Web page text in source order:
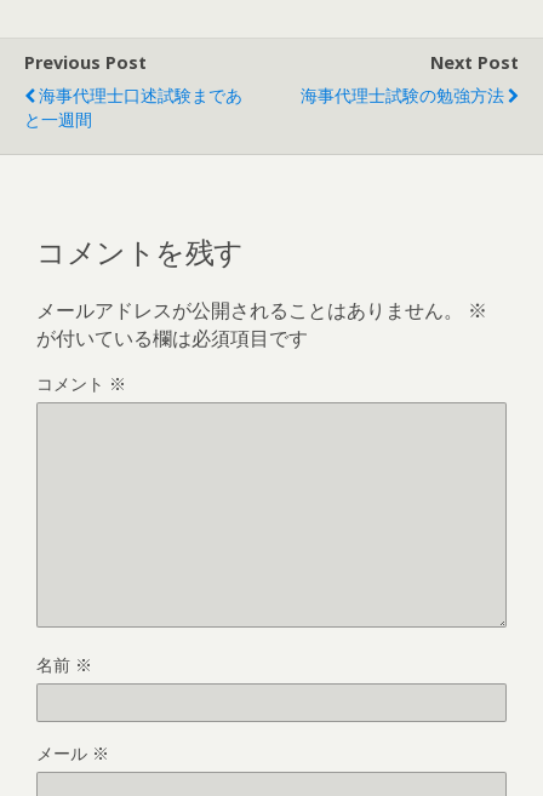
Previous Post
海事代理士口述試験まであ
と一週間
Next Post
海事代理士試験の勉強方法
コメントを残す
メールアドレスが公開されることはありません。
※
が付いている欄は必須項目です
コメント ※
名前 ※
メール ※